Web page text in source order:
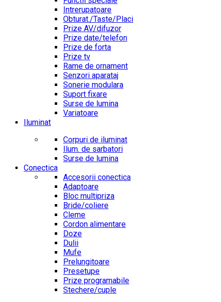
Intrerupatoare
Obturat./Taste/Placi
Prize AV/difuzor
Prize date/telefon
Prize de forta
Prize tv
Rame de ornament
Senzori aparataj
Sonerie modulara
Suport fixare
Surse de lumina
Variatoare
Iluminat
Corpuri de iluminat
Ilum. de sarbatori
Surse de lumina
Conectica
Accesorii conectica
Adaptoare
Bloc multipriza
Bride/coliere
Cleme
Cordon alimentare
Doze
Dulii
Mufe
Prelungitoare
Presetupe
Prize programabile
Stechere/cuple